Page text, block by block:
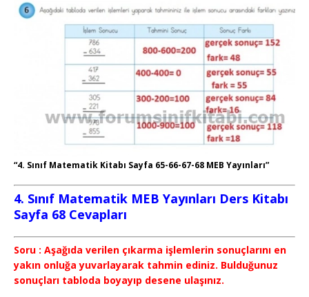
“4. Sınıf Matematik Kitabı Sayfa 65-66-67-68 MEB Yayınları”
4. Sınıf Matematik MEB Yayınları Ders Kitabı
Sayfa 68 Cevapları
Soru : Aşağıda verilen çıkarma işlemlerin sonuçlarını en
yakın onluğa yuvarlayarak tahmin ediniz. Bulduğunuz
sonuçları tabloda boyayıp desene ulaşınız.